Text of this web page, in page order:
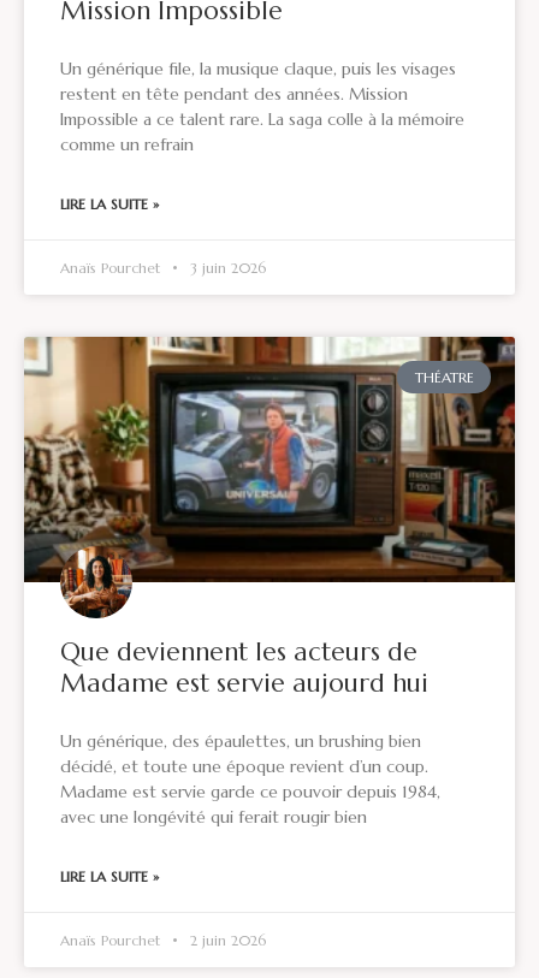
Mission Impossible
Un générique file, la musique claque, puis les visages
restent en tête pendant des années. Mission
Impossible a ce talent rare. La saga colle à la mémoire
comme un refrain
LIRE LA SUITE »
Anaïs Pourchet 3 juin 2026
THÉATRE
Que deviennent les acteurs de
Madame est servie aujourd hui
Un générique, des épaulettes, un brushing bien
décidé, et toute une époque revient d’un coup.
Madame est servie garde ce pouvoir depuis 1984,
avec une longévité qui ferait rougir bien
LIRE LA SUITE »
Anaïs Pourchet 2 juin 2026